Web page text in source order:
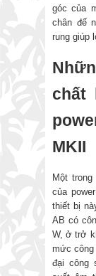
góc của
chân đế
rung giúp
chất
MKII
Một
của
thiết bị
AB có
W, ở trở
mức
đại công